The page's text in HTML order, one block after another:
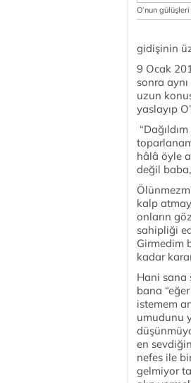
O’nun
gidişinin
9 Ocak
sonra
uzun
yaslayıp
hâlâ öyle
değil
kalp
onların
sahipliği
Girmedim
kadar
Hani sana
bana
istemem
umudunu
en
nefes ile
gelmiyor